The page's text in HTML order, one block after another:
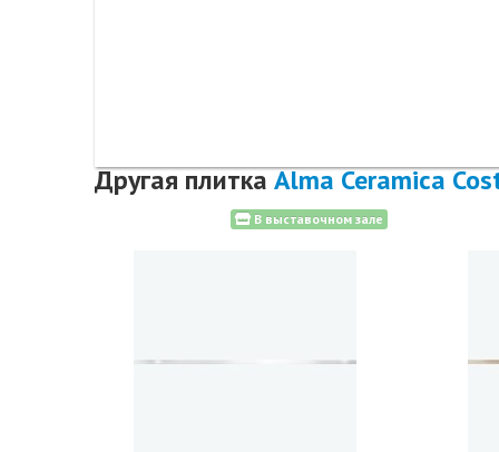
Другая плиткаAlma Ceramica
В выставочном зале